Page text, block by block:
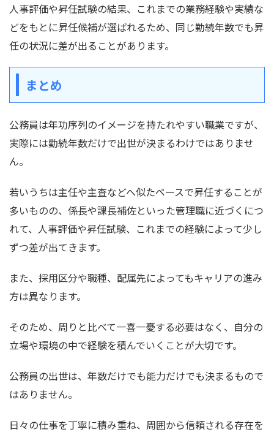
人事評価や昇任試験の結果、これまでの業務経験や実績な
どをもとに昇任候補が選ばれるため、同じ勤続年数でも昇
任の状況に差が出ることがあります。
まとめ
公務員は年功序列のイメージを持たれやすい職業ですが、
実際には勤続年数だけで出世が決まるわけではありませ
ん。
若いうちは主任や主査などへ似たペースで昇任することが
多いものの、係長や課長補佐といった管理職に近づくにつ
れて、人事評価や昇任試験、これまでの経験によって少し
ずつ差が出てきます。
また、採用区分や職種、配属先によってもキャリアの進み
方は異なります。
そのため、周りと比べて一喜一憂する必要はなく、自分の
立場や環境の中で経験を積んでいくことが大切です。
公務員の出世は、年数だけでも能力だけでも決まるもので
はありません。
日々の仕事を丁寧に積み重ね、周囲から信頼される存在を